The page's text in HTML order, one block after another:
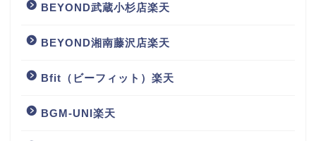
BEYOND武蔵小杉店楽天
BEYOND湘南藤沢店楽天
Bfit（ビーフィット）楽天
BGM‐UNI楽天